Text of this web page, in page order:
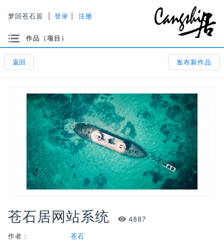
梦回苍石居 登录 注册
选项
作品（项目）
返回 发布新作品
苍石居网站系统 4887
作者：
苍石